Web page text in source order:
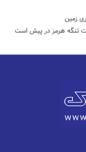
تنگه هرمز در پیش است